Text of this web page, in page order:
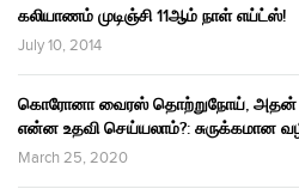
கலியாணம் முடிஞ்சி 11ஆம் நாள் எய்ட்ஸ்!
July 10, 2014
கொரோனா வைரஸ் தொற்றுநோய், அதன்
என்ன உதவி செய்யலாம்?: சுருக்கமான
March 25, 2020